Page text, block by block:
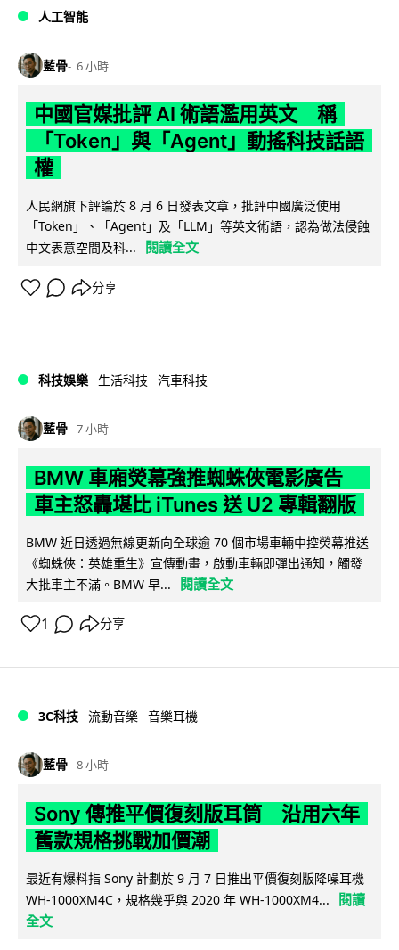
人工智能
藍骨 6 小時
中國官媒批評 AI 術語濫用英文 稱
「Token」與「Agent」動搖科技話語
權
人民網旗下評論於 8 月 6 日發表文章，批評中國廣泛使用
「Token」、「Agent」及「LLM」等英文術語，認為做法侵蝕
中文表意空間及科...
閱讀全文
分享
科技娛樂 生活科技 汽車科技
藍骨 7 小時
BMW 車廂熒幕強推蜘蛛俠電影廣告
車主怒轟堪比 iTunes 送 U2 專輯翻版
BMW 近日透過無線更新向全球逾 70 個市場車輛中控熒幕推送
《蜘蛛俠：英雄重生》宣傳動畫，啟動車輛即彈出通知，觸發
大批車主不滿。BMW 早...
閱讀全文
1 分享
3C科技 流動音樂 音樂耳機
藍骨 8 小時
Sony 傳推平價復刻版耳筒 沿用六年
舊款規格挑戰加價潮
最近有爆料指 Sony 計劃於 9 月 7 日推出平價復刻版降噪耳機
WH-1000XM4C，規格幾乎與 2020 年 WH-1000XM4...
閱讀
全文